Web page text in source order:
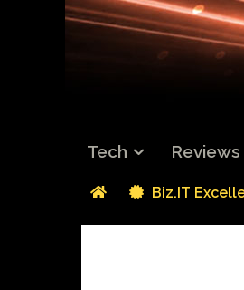
Tech Reviews
Biz.IT